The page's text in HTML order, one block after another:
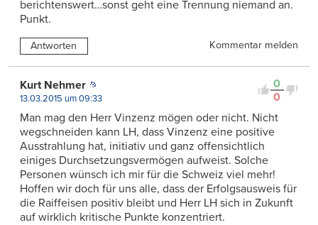
berichtenswert…sonst geht eine Trennung niemand an.
Punkt.
Antworten Kommentar melden
0
0
Kurt Nehmer
13.03.2015 um 09:33
Man mag den Herr Vinzenz mögen oder nicht. Nicht
wegschneiden kann LH, dass Vinzenz eine positive
Ausstrahlung hat, initiativ und ganz offensichtlich
einiges Durchsetzungsvermögen aufweist. Solche
Personen wünsch ich mir für die Schweiz viel mehr!
Hoffen wir doch für uns alle, dass der Erfolgsausweis für
die Raiffeisen positiv bleibt und Herr LH sich in Zukunft
auf wirklich kritische Punkte konzentriert.